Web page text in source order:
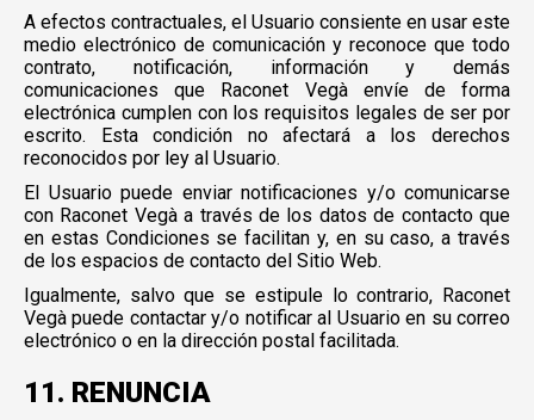
A efectos contractuales, el Usuario consiente en usar este
medio electrónico de comunicación y reconoce que todo
contrato, notificación, información y demás
comunicaciones que Raconet Vegà envíe de forma
electrónica cumplen con los requisitos legales de ser por
escrito. Esta condición no afectará a los derechos
reconocidos por ley al Usuario.
El Usuario puede enviar notificaciones y/o comunicarse
con Raconet Vegà a través de los datos de contacto que
en estas Condiciones se facilitan y, en su caso, a través
de los espacios de contacto del Sitio Web.
Igualmente, salvo que se estipule lo contrario, Raconet
Vegà puede contactar y/o notificar al Usuario en su correo
electrónico o en la dirección postal facilitada.
11. RENUNCIA